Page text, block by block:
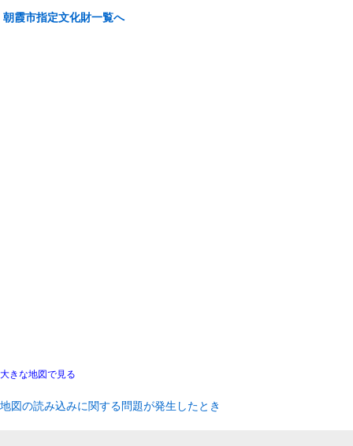
朝霞市指定文化財一覧へ
大きな地図で見る
地図の読み込みに関する問題が発生したとき